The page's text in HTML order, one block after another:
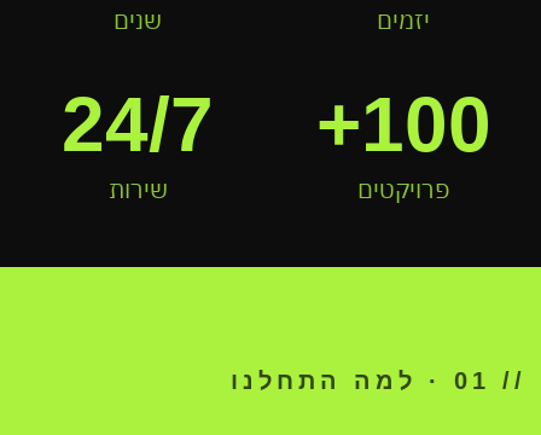
יזמים שנים
100+
פרויקטים
24/7
שירות
// 01 · למה התחלנו